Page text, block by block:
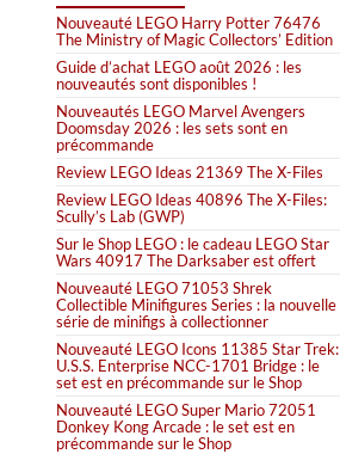
Nouveauté LEGO Harry Potter 76476
The Ministry of Magic Collectors’ Edition
Guide d’achat LEGO août 2026 : les
nouveautés sont disponibles !
Nouveautés LEGO Marvel Avengers
Doomsday 2026 : les sets sont en
précommande
Review LEGO Ideas 21369 The X-Files
Review LEGO Ideas 40896 The X-Files:
Scully’s Lab (GWP)
Sur le Shop LEGO : le cadeau LEGO Star
Wars 40917 The Darksaber est offert
Nouveauté LEGO 71053 Shrek
Collectible Minifigures Series : la nouvelle
série de minifigs à collectionner
Nouveauté LEGO Icons 11385 Star Trek:
U.S.S. Enterprise NCC-1701 Bridge : le
set est en précommande sur le Shop
Nouveauté LEGO Super Mario 72051
Donkey Kong Arcade : le set est en
précommande sur le Shop